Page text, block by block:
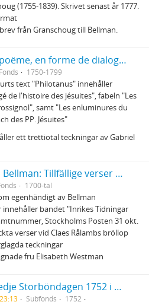
(1755-1839). Skrivet senast år 1777.
från Granschoug till Bellman.
Philotanus, poëme, en forme de dialogue, ou l'histoire de la constitution unigenitus
Fonds 1750-1799
text "Philotanus" innehåller
de l'histoire des jésuites", fabeln "Les
samt "Les enluminures du
des PP. Jésuites"
ett trettiotal teckningar av Gabriel
Carl Michael Bellman: Tillfällige verser och rim skrifne och hopsamlade innom ett hus, där Auctor finner sig älskad och wälkommen
1700-tal
egenhändigt av Bellman
innehåller bandet "Inrikes Tidningar
Stockholms Posten 31 okt.
verser vid Claes Rålambs bröllop
teckningar
fru Elisabeth Westman
Predikan Tredje Storböndagen 1752 i Njurunda
Subfonds
1752